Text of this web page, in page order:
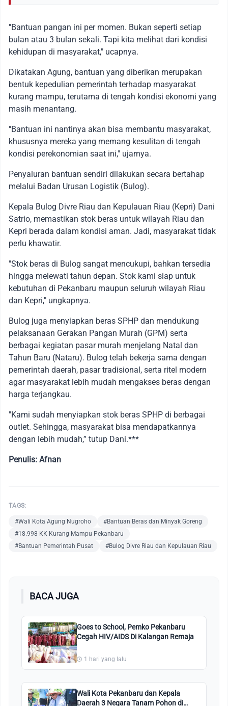
"Bantuan pangan ini per momen. Bukan seperti setiap
bulan atau 3 bulan sekali. Tapi kita melihat dari kondisi
kehidupan di masyarakat," ucapnya.
Dikatakan Agung, bantuan yang diberikan merupakan
bentuk kepedulian pemerintah terhadap masyarakat
kurang mampu, terutama di tengah kondisi ekonomi yang
masih menantang.
"Bantuan ini nantinya akan bisa membantu masyarakat,
khususnya mereka yang memang kesulitan di tengah
kondisi perekonomian saat ini," ujarnya.
Penyaluran bantuan sendiri dilakukan secara bertahap
melalui Badan Urusan Logistik (Bulog).
Kepala Bulog Divre Riau dan Kepulauan Riau (Kepri) Dani
Satrio, memastikan stok beras untuk wilayah Riau dan
Kepri berada dalam kondisi aman. Jadi, masyarakat tidak
perlu khawatir.
"Stok beras di Bulog sangat mencukupi, bahkan tersedia
hingga melewati tahun depan. Stok kami siap untuk
kebutuhan di Pekanbaru maupun seluruh wilayah Riau
dan Kepri," ungkapnya.
Bulog juga menyiapkan beras SPHP dan mendukung
pelaksanaan Gerakan Pangan Murah (GPM) serta
berbagai kegiatan pasar murah menjelang Natal dan
Tahun Baru (Nataru). Bulog telah bekerja sama dengan
pemerintah daerah, pasar tradisional, serta ritel modern
agar masyarakat lebih mudah mengakses beras dengan
harga terjangkau.
"Kami sudah menyiapkan stok beras SPHP di berbagai
outlet. Sehingga, masyarakat bisa mendapatkannya
dengan lebih mudah,” tutup Dani.***
Penulis: Afnan
TAGS:
#Wali Kota Agung Nugroho
#Bantuan Beras dan Minyak Goreng
#18.998 KK Kurang Mampu Pekanbaru
#Bantuan Pemerintah Pusat
#Bulog Divre Riau dan Kepulauan Riau
BACA JUGA
Goes to School, Pemko Pekanbaru
Cegah HIV/AIDS Di Kalangan Remaja
1 hari yang lalu
Wali Kota Pekanbaru dan Kepala
Daerah 3 Negara Tanam Pohon di